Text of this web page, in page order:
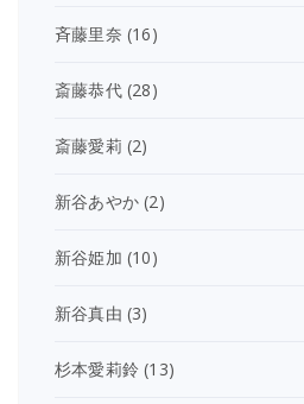
斉藤里奈 (16)
斎藤恭代(28)
斎藤愛莉 (2)
新谷あやか (2)
新谷姫加 (10)
新谷真由 (3)
杉本愛莉鈴 (13)